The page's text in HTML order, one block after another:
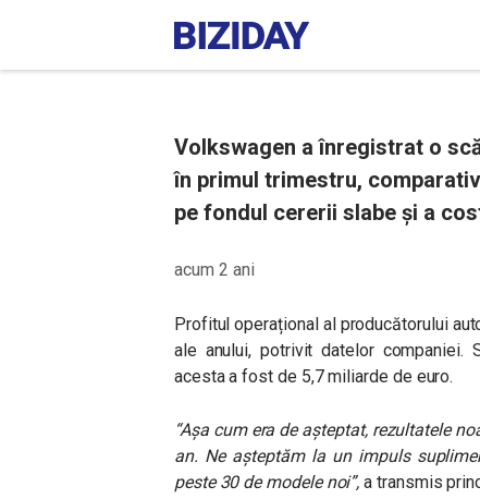
Volkswagen a înregistrat o
în primul trimestru,
pe fondul cererii slabe și a
acum 2 ani
Profitul operațional al producătorului
ale anului, potrivit datelor companiei.
acesta a fost de 5,7 miliarde de euro.
“Așa cum era de așteptat, rezultatele
an. Ne așteptăm la un impuls
peste 30 de modele noi”,a transmis